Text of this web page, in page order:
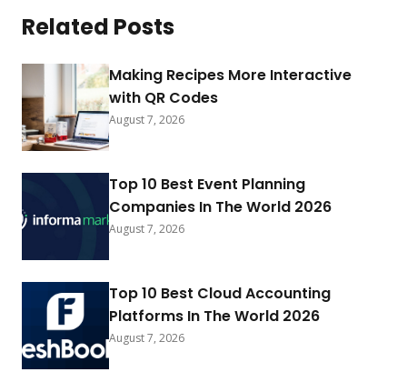
Related Posts
Making Recipes More Interactive
with QR Codes
August 7, 2026
Top 10 Best Event Planning
Companies In The World 2026
August 7, 2026
Top 10 Best Cloud Accounting
Platforms In The World 2026
August 7, 2026